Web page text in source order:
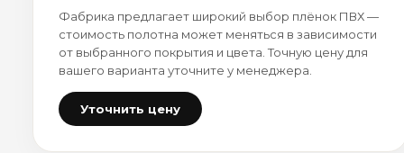
Фабрика предлагает широкий выбор плёнок ПВХ —
стоимость полотна может меняться в зависимости
от выбранного покрытия и цвета. Точную цену для
вашего варианта уточните у менеджера.
Уточнить цену